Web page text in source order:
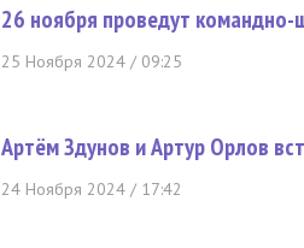
26 ноября проведут
25 Ноября 2024 / 09:25
Артём Здунов и Артур Орлов
24 Ноября 2024 / 17:42